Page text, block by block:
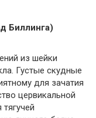
Биллинга)
из шейки
Густые скудные
для зачатия
цервикальной